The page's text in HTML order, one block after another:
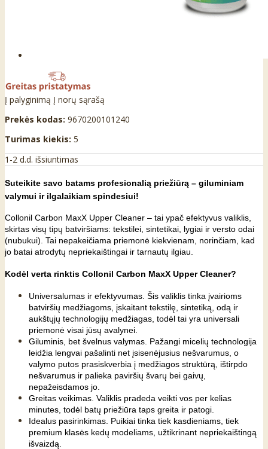
Į palyginimą Į norų sąrašą
Prekės kodas: 9670200101240
Turimas kiekis: 5
1-2 d.d. išsiuntimas
Suteikite savo batams profesionalią priežiūrą – giluminiam
valymui ir ilgalaikiam spindesiui!
Collonil Carbon MaxX Upper Cleaner – tai ypač efektyvus valiklis,
skirtas visų tipų batviršiams: tekstilei, sintetikai, lygiai ir versto odai
(nubukui). Tai nepakeičiama priemonė kiekvienam, norinčiam, kad
jo batai atrodytų nepriekaištingai ir tarnautų ilgiau.
Kodėl verta rinktis Collonil Carbon MaxX Upper Cleaner?
Universalumas ir efektyvumas. Šis valiklis tinka įvairioms
batviršių medžiagoms, įskaitant tekstilę, sintetiką, odą ir
aukštųjų technologijų medžiagas, todėl tai yra universali
priemonė visai jūsų avalynei.
Giluminis, bet švelnus valymas. Pažangi micelių technologija
leidžia lengvai pašalinti net įsisenėjusius nešvarumus, o
valymo putos prasiskverbia į medžiagos struktūrą, ištirpdo
nešvarumus ir palieka paviršių švarų bei gaivų,
nepažeisdamos jo.
Greitas veikimas. Valiklis pradeda veikti vos per kelias
minutes, todėl batų priežiūra taps greita ir patogi.
Idealus pasirinkimas. Puikiai tinka tiek kasdieniams, tiek
premium klasės kedų modeliams, užtikrinant nepriekaištingą
išvaizdą.